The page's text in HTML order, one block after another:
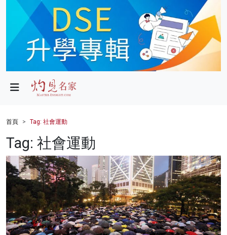
政局
財經
健康
商業
科技
影片
首頁 Tag: 社會運動
Tag: 社會運動